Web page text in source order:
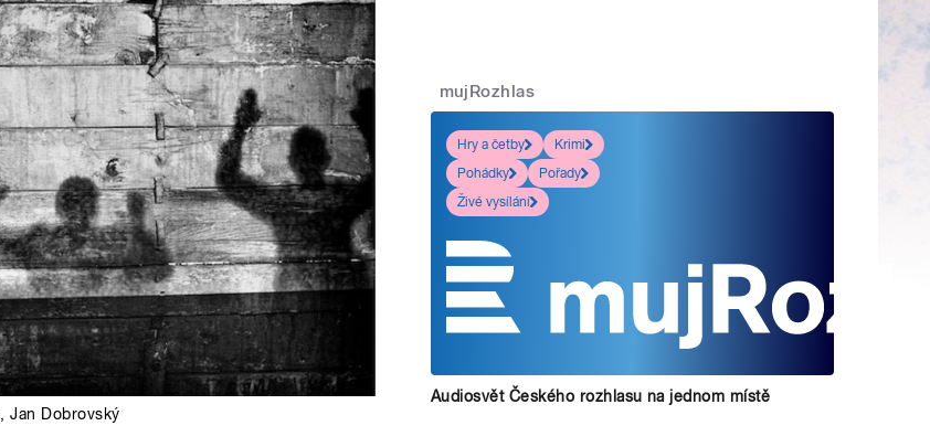
,Jan Dobrovský
mujRozhlas
Hry a četby
Krimi
Pohádky
Pořady
Živé vysílání
Audiosvět Českého rozhlasu na jednom místě